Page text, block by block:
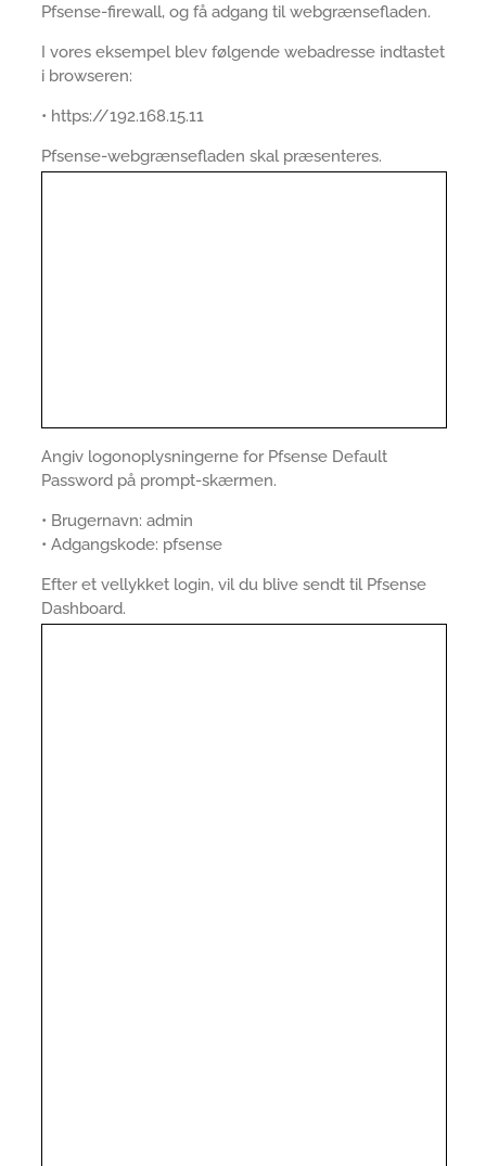
Pfsense-firewall, og få adgang til webgrænsefladen.
I vores eksempel blev følgende webadresse indtastet
i browseren:
• https://192.168.15.11
Pfsense-webgrænsefladen skal præsenteres.
Angiv logonoplysningerne for Pfsense Default
Password på prompt-skærmen.
• Brugernavn: admin
• Adgangskode: pfsense
Efter et vellykket login, vil du blive sendt til Pfsense
Dashboard.